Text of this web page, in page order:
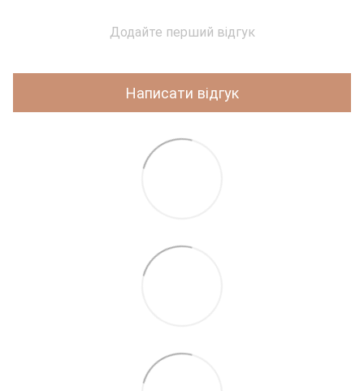
Додайте перший відгук
Написати відгук